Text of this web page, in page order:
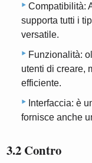
Compatibilità:
supporta tutti i
versatile.
Funzionalità:
utenti di creare,
efficiente.
Interfaccia: è
fornisce anche
3.2 Contro